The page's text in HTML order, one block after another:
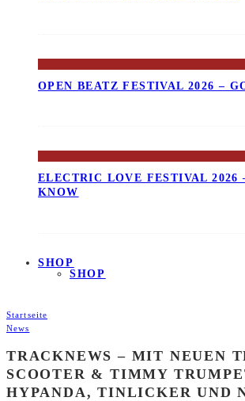
OPEN BEATZ FESTIVAL 2026 –
ELECTRIC LOVE FESTIVAL 2026
KNOW
SHOP
SHOP
Startseite
News
TRACKNEWS – MIT NEUEN
SCOOTER & TIMMY
HYPANDA, TINLICKER UND